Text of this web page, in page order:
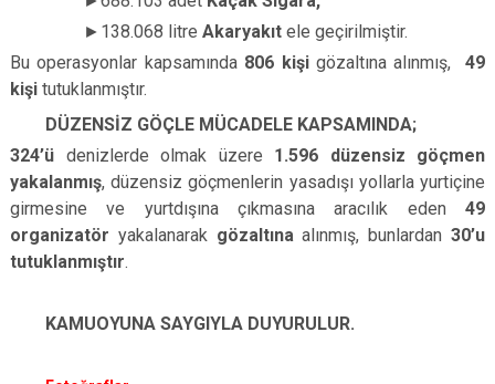
► 138.068 litreAkaryakıt ele geçirilmiştir.
Bu operasyonlar kapsamında 806 kişigözaltına alınmış, 49
kişi tutuklanmıştır.
DÜZENSİZ GÖÇLE MÜCADELE KAPSAMINDA;
324’ü denizlerde olmak üzere 1.596 düzensiz göçmen
yakalanmış, düzensiz göçmenlerin yasadışı yollarla yurtiçine
girmesine ve yurtdışına çıkmasına aracılık eden 49
organizatör yakalanarak gözaltınaalınmış, bunlardan30’u
tutuklanmıştır.
KAMUOYUNA SAYGIYLA DUYURULUR.